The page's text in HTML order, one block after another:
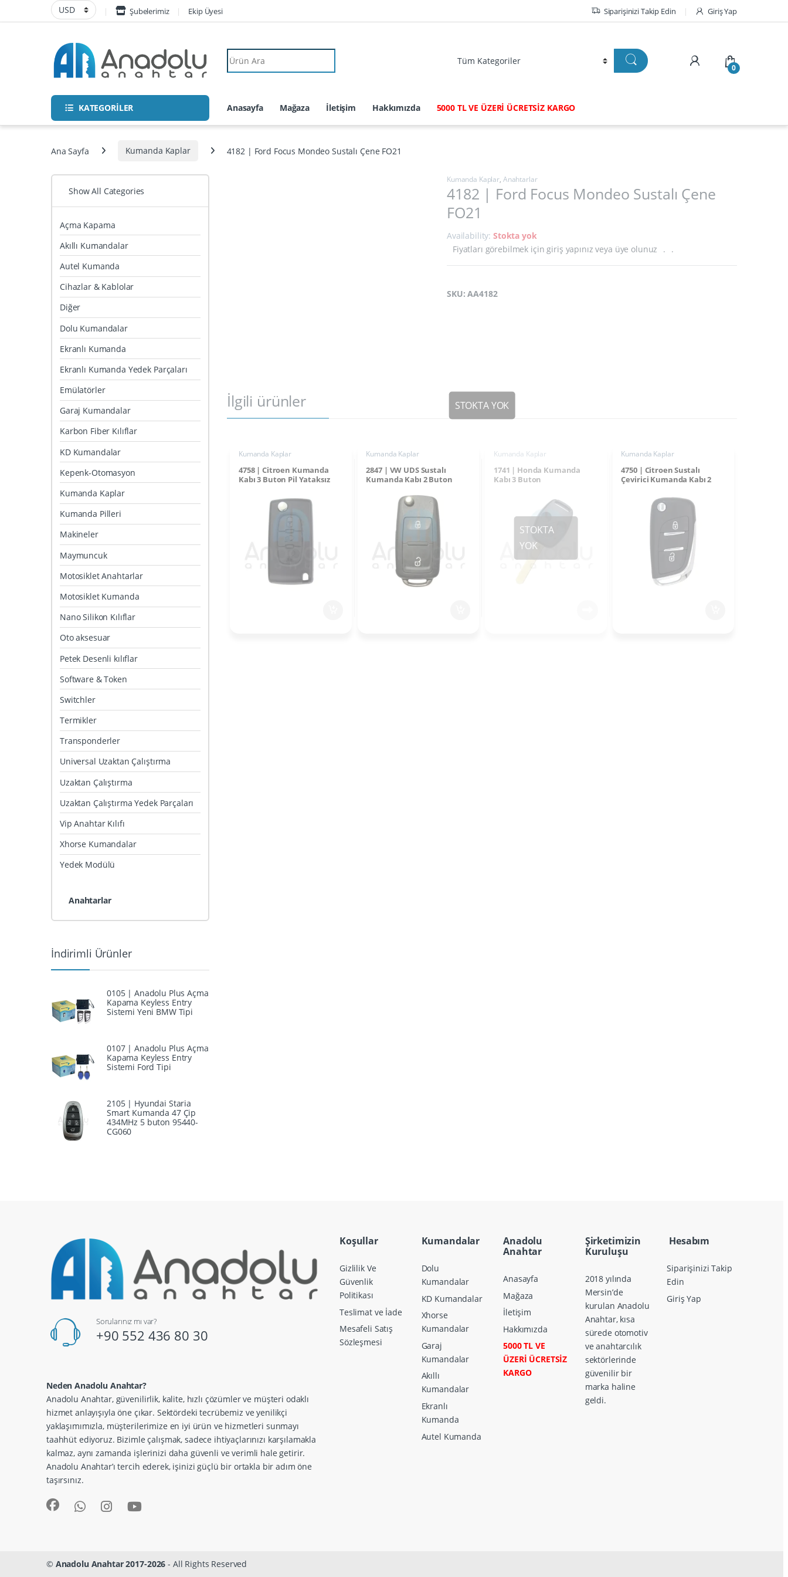
Skip to navigation
Skip to content Şubelerimiz Ekip Üyesi Siparişinizi Takip Edin Giriş Yap
Search for:
0
KATEGORİLER Anasayfa Mağaza İletişim Hakkımızda 5000 TL VE ÜZERİ ÜCRETSİZ KARGO
Ana Sayfa Kumanda Kaplar 4182 | Ford Focus Mondeo Sustalı Çene FO21
Kumanda Kaplar, Anahtarlar
4182 | Ford Focus Mondeo Sustalı Çene
FO21
Availability:Stokta yok
Fiyatları görebilmek için giriş yapınız veya üye olunuz
. .
SKU: AA4182
İlgili ürünler
Kumanda Kaplar
4758 | Citroen Kumanda
Kabı 3 Buton Pil Yataksız
Kumanda Kaplar
2847 | VW UDS Sustalı
Kumanda Kabı 2 Buton
Kumanda Kaplar
1741 | Honda Kumanda
Kabı 3 Buton
Kumanda Kaplar
4750 | Citroen Sustalı
Çevirici Kumanda Kabı 2
Show All Categories
Açma Kapama
Akıllı Kumandalar
Autel Kumanda
Cihazlar & Kablolar
Diğer
Dolu Kumandalar
Ekranlı Kumanda
Ekranlı Kumanda Yedek Parçaları
Emülatörler
Garaj Kumandalar
Karbon Fiber Kılıflar
KD Kumandalar
Kepenk-Otomasyon
Kumanda Kaplar
Kumanda Pilleri
Makineler
Maymuncuk
Motosiklet Anahtarlar
Motosiklet Kumanda
Nano Silikon Kılıflar
Oto aksesuar
Petek Desenli kılıflar
Software & Token
Switchler
Termikler
Transponderler
Universal Uzaktan Çalıştırma
Uzaktan Çalıştırma
Uzaktan Çalıştırma Yedek Parçaları
Vip Anahtar Kılıfı
Xhorse Kumandalar
Yedek Modülü
Anahtarlar
İndirimli Ürünler
0105 | Anadolu Plus Açma
Kapama Keyless Entry
Sistemi Yeni BMW Tipi
0107 | Anadolu Plus Açma
Kapama Keyless Entry
Sistemi Ford Tipi
2105 | Hyundai Staria
Smart Kumanda 47 Çip
434MHz 5 buton 95440-
CG060
Sorularınız mı var?
+90 552 436 80 30
Neden Anadolu Anahtar?
Anadolu Anahtar, güvenilirlik, kalite, hızlı çözümler ve müşteri odaklı
hizmet anlayışıyla öne çıkar. Sektördeki tecrübemiz ve yenilikçi
yaklaşımımızla, müşterilerimize en iyi ürün ve hizmetleri sunmayı
taahhüt ediyoruz. Bizimle çalışmak, sadece ihtiyaçlarınızı karşılamakla
kalmaz, aynı zamanda işlerinizi daha güvenli ve verimli hale getirir.
Anadolu Anahtar’ı tercih ederek, işinizi güçlü bir ortakla bir adım öne
taşırsınız.
Koşullar
Gizlilik Ve
Güvenlik
Politikası
Teslimat ve İade
Mesafeli Satış
Sözleşmesi
Kumandalar
Dolu
Kumandalar
KD Kumandalar
Xhorse
Kumandalar
Garaj
Kumandalar
Akıllı
Kumandalar
Ekranlı
Kumanda
Autel Kumanda
Anadolu
Anahtar
Anasayfa
Mağaza
İletişim
Hakkımızda
5000 TL VE
ÜZERİ ÜCRETSİZ
KARGO
Şirketimizin
Kuruluşu
2018 yılında
Mersin’de
kurulan Anadolu
Anahtar, kısa
sürede otomotiv
ve anahtarcılık
sektörlerinde
güvenilir bir
marka haline
geldi.
Hesabım
Siparişinizi Takip
Edin
Giriş Yap
© Anadolu Anahtar 2017-2026 - All Rights Reserved